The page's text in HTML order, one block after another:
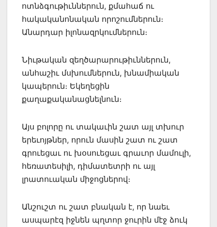
ոտնձգութիւններուն, քմահաճ ու
հակականոնական որոշումներուն։
Անարդար իլոնազրկումներուն։
Նիւթական զեղծարարութիւններուն,
անհաշիւ մսխումներուն, խնամիական
կապերուն։ Եկեղեցին
քաղաքականացնելնուն։
Այս բոլորը ու տակաւին շատ այլ տխուր
երեւոյթներ, որուն մասին շատ ու շատ
գրուեցաւ ու խօսուեցաւ գրաւոր մամուլի,
հեռատեսիլի, դիմատետրի ու այլ
լրատուական միջոցներով։
Անշուշտ ու շատ բնական է, որ նաեւ
ասպարէզ իջնեն պղտոր ջուրին մէջ ձուկ